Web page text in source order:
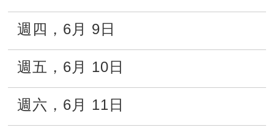
週四 ， 6月 9日
週五 ， 6月 10日
週六 ， 6月 11日